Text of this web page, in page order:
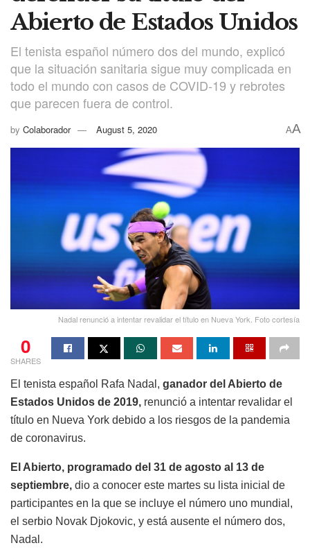
Abierto de Estados Unidos
El tenista español número dos del mundo, explicó
que la situación sanitaria sigue muy complicada en
todo el mundo con casos de COVID-19 y rebrotes
que parecen fuera de control.
by Colaborador August 5, 2020 AA
Nadal renunció a intentar revalidar el título en Nueva York. Foto cortesía
0
SHARES
El tenista español Rafa Nadal, ganador del Abierto de
Estados Unidos de 2019, renunció a intentar revalidar el
título en Nueva York debido a los riesgos de la pandemia
de coronavirus.
El Abierto, programado del 31 de agosto al 13 de
septiembre, dio a conocer este martes su lista inicial de
participantes en la que se incluye el número uno mundial,
el serbio Novak Djokovic, y está ausente el número dos,
Nadal.